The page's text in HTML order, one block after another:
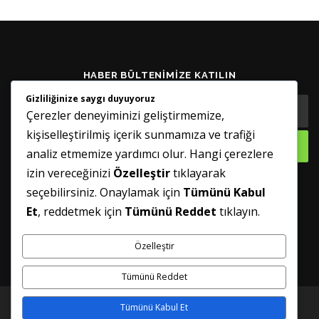
HABER BÜLTENIMIZE KATILIN
GÜNCELLENMIŞ TUTUN
Gizliliğinize saygı duyuyoruz
Çerezler deneyiminizi geliştirmemize,
kişiselleştirilmiş içerik sunmamıza ve trafiği
analiz etmemize yardımcı olur. Hangi çerezlere
izin vereceğinizi Özelleştirtıklayarak
seçebilirsiniz. Onaylamak için Tümünü Kabul
Et, reddetmek için Tümünü Reddet tıklayın.
Özelleştir
Tümünü Reddet
Tümünü Kabul Et